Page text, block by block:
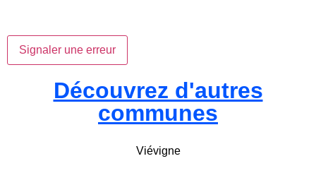
Signaler une erreur
Découvrez d'autres
communes
Viévigne